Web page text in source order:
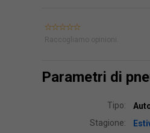
Raccogliamo opinioni.
Parametri di
Tipo:
Stagione: